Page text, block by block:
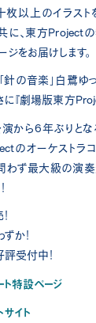
枚以上のイラスト
に、東方Project
ジをお届けします。
針の音楽」白鷺ゆっ
に『劇場版東方
から6年ぶりとな
のオーケストラコ
わず最大級の演奏
か！
評受付中！
ト特設ページ
イト